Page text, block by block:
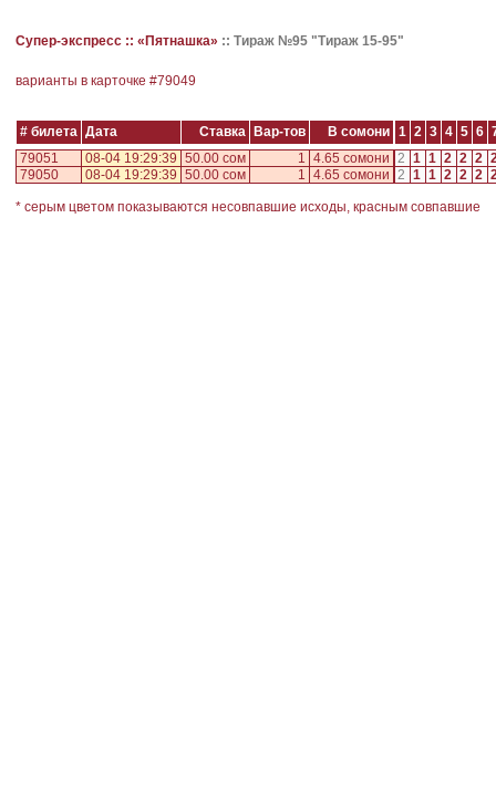
Супер-экспресс :: «Пятнашка» :: Тираж №95 "Тираж 15-95"
варианты в карточке #79049
# билета Дата Ставка Вар-тов В сомони 1 2 3 4 5 6
79051
08-04 19:29:39 50.00 сом 1 4.65 сомони 2 1 1 2 2 2
79050
08-04 19:29:39 50.00 сом 1 4.65 сомони 2 1 1 2 2 2
* серым цветом показываются несовпавшие исходы, красным совпавшие